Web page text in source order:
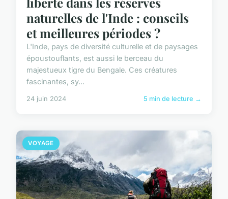
naturelles de l'Inde : conseils
et meilleures périodes ?
L'Inde, pays de diversité culturelle et de paysages
époustouflants, est aussi le berceau du
majestueux tigre du Bengale. Ces créatures
fascinantes, sy...
24 juin 2024 5 min de lecture →
VOYAGE